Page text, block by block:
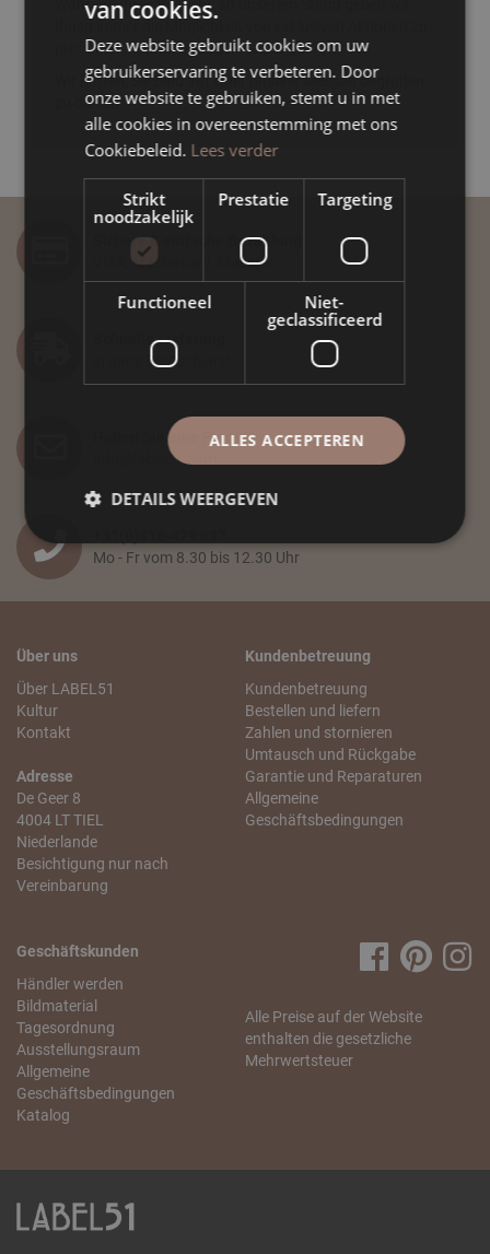
Während Ihres Besuchs an unserem Stand geben wir
profitieren, die nur in diesen Tagen gültig sind.
Wir hoffen, Sie bald auf einer unserer Messen begrüßen
zu dürfen!
Sichere & einfache Bezahlung
VISA, Mastercard, Maestro
Schnelle Lieferung
in ganz Deutschland
Haben Sie eine Frage?
info@label51.com
Mo - Fr vom 8.30 bis 12.30 Uhr
Über uns
Über LABEL51
Kultur
Kontakt
Adresse
De Geer 8
4004 LT TIEL
Niederlande
Besichtigung nur nach
Vereinbarung
Kundenbetreuung
Kundenbetreuung
Bestellen und liefern
Zahlen und stornieren
Umtausch und Rückgabe
Garantie und Reparaturen
Allgemeine
Geschäftsbedingungen
Geschäftskunden
Händler werden
Bildmaterial
Tagesordnung
Ausstellungsraum
Allgemeine
Geschäftsbedingungen
Katalog
Alle Preise auf der Website
enthalten die gesetzliche
Mehrwertsteuer
van cookies.
Deze website gebruikt cookies om uw
gebruikerservaring te verbeteren. Door
onze website te gebruiken, stemt u in met
alle cookies in overeenstemming met ons
Cookiebeleid. Lees verder
Strikt
noodzakelijk
Prestatie Targeting
Functioneel
Niet-
geclassificeerd
ALLES ACCEPTEREN
DETAILS WEERGEVEN